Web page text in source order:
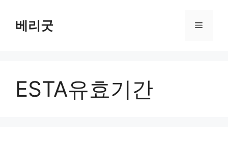
베리굿 메
ESTA유효기간